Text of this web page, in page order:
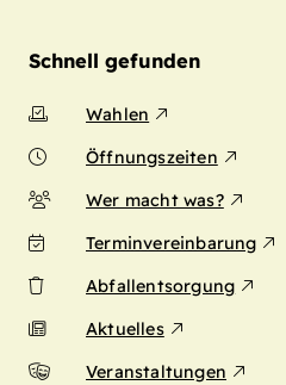
Schnell gefunden
Wahlen
Öffnungszeiten
Wer macht was?
Terminvereinbarung
Abfallentsorgung
Aktuelles
Veranstaltungen